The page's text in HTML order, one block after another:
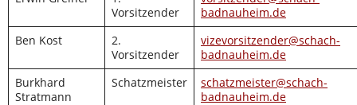
Vorsitzender
badnauheim.de
Ben Kost
2.
Vorsitzender
vizevorsitzender@schach-
badnauheim.de
Burkhard
Stratmann
Schatzmeister
schatzmeister@schach-
badnauheim.de